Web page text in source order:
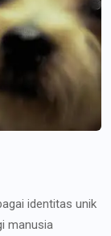
identitas unik
manusia